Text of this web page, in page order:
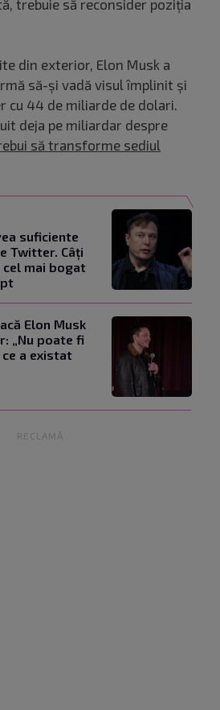
trebuie să reconsider poziția
din exterior, Elon Musk a
să-și vadă visul împlinit și
cu 44 de miliarde de dolari.
deja pe miliardar despre
să transforme sediul
suficiente
Twitter. Câți
cel mai bogat
Elon Musk
„Nu poate fi
a existat
RECLAMĂ